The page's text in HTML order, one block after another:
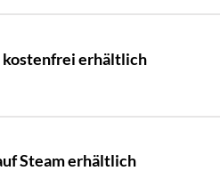
kostenfrei erhältlich
Steam erhältlich